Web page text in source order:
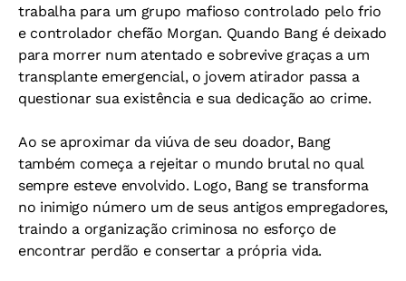
trabalha para um grupo mafioso controlado pelo frio
e controlador chefão Morgan. Quando Bang é deixado
para morrer num atentado e sobrevive graças a um
transplante emergencial, o jovem atirador passa a
questionar sua existência e sua dedicação ao crime.
Ao se aproximar da viúva de seu doador, Bang
também começa a rejeitar o mundo brutal no qual
sempre esteve envolvido. Logo, Bang se transforma
no inimigo número um de seus antigos empregadores,
traindo a organização criminosa no esforço de
encontrar perdão e consertar a própria vida.